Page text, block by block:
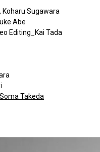
Koharu Sugawara
Abe
Editing_Kai Tada
Soma Takeda